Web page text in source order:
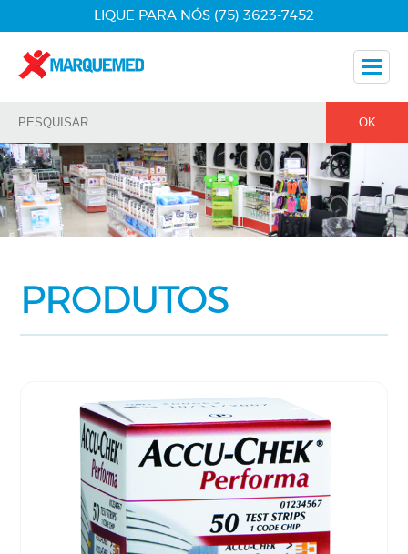
LIQUE PARA NÓS (75) 3623-7452
Nossos Produtos
Dicas
Fale Conosco
PRODUTOS